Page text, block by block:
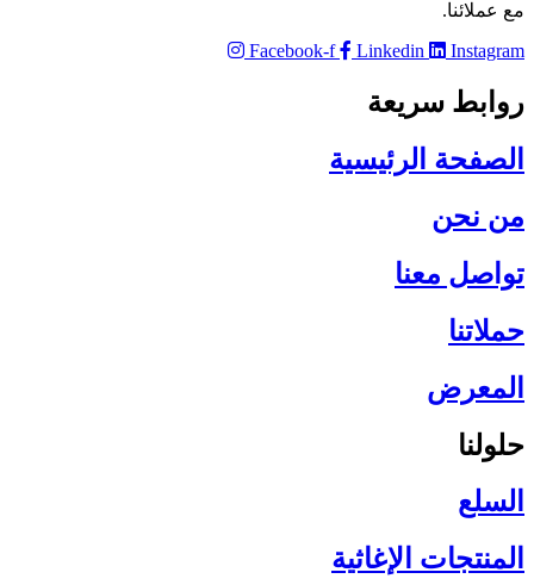
مع عملائنا.
Facebook-f
Linkedin Instagram
روابط سريعة
الصفحة الرئيسية​
من نحن
تواصل معنا
حملاتنا
المعرض
حلولنا
السلع
المنتجات الإغاثية​